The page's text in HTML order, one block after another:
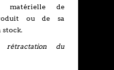
matérielle de
ou de sa
du